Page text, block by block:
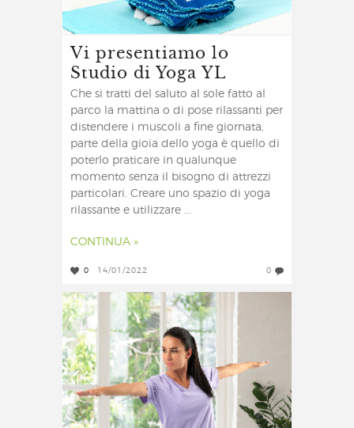
Vi presentiamo lo
Studio di Yoga YL
Che si tratti del saluto al sole fatto al
parco la mattina o di pose rilassanti per
distendere i muscoli a fine giornata,
parte della gioia dello yoga è quello di
poterlo praticare in qualunque
momento senza il bisogno di attrezzi
particolari. Creare uno spazio di yoga
rilassante e utilizzare ...
CONTINUA »
0 14/01/2022 0